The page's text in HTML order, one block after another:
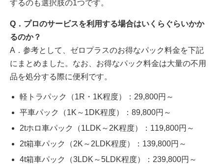
するのも選択肢の1つです。
Q．プロのサービスを利用する場合はいくらぐらいかか
るのか？
A．参考として、ゼロプラスのお得なパック料金を下記
にまとめました。なお、お得なパック料金は大量の不用
品を処分する際に便利です。
軽トラパック（1R・1K程度）：29,800円～
平車パック（1K～1DK程度）：89,800円～
2tホロ車パック（1LDK～2K程度）：119,800円～
2t箱車パック（2K～2LDK程度）：139,800円～
4t箱車パック（3LDK～5LDK程度）：239,800円～